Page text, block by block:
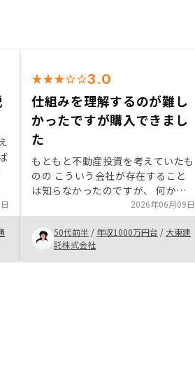
3.0
仕組みを理解するのが難し
かったですが購入できまし
た
もともと不動産投資を考えていたも
のの こういう会社が存在すること
は知らなかったのですが、 何から
何までお任せしてできるので、 忙
しい私としてはとてもありがたい会
社でした。 まだ、わからないこと
がたくさんありますが、 リノシー
さんを頼りにして進めていけたらと
2026年06月09日
50代前半 / 年収1000万円台 / 大東建
託株式会社